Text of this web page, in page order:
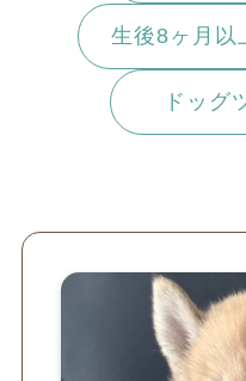
生後8ヶ月以
ドッグ